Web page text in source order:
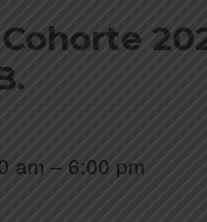
am – 6:00 pm